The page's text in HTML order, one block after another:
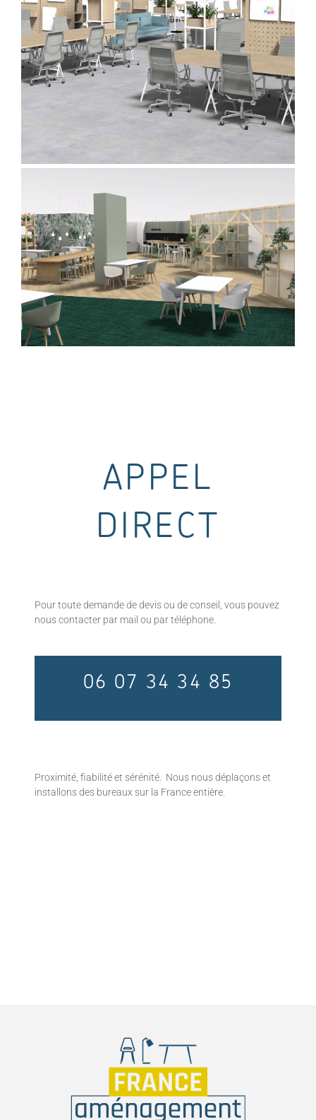
APPEL
DIRECT
Pour toute demande de devis ou de conseil, vous pouvez
nous contacter par mail ou par téléphone.
06 07 34 34 85
Proximité, fiabilité et sérénité. Nous nous déplaçons et
installons des bureaux sur la France entière.